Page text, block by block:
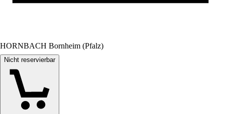
HORNBACH Bornheim (Pfalz)
Nicht reservierbar